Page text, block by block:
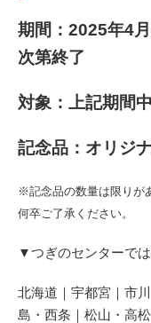
期間：2025年4
次第終了
対象：上記期間
記念品：オリジ
※記念品の数量は限りが
何卒ご了承ください。
▼つぎのセンターで
北海道｜宇都宮｜市
島・西条｜松山・高